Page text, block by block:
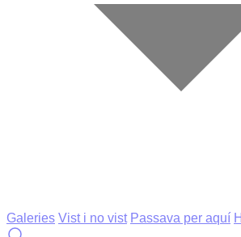
Galeries Vist i no vist Passava per aquí